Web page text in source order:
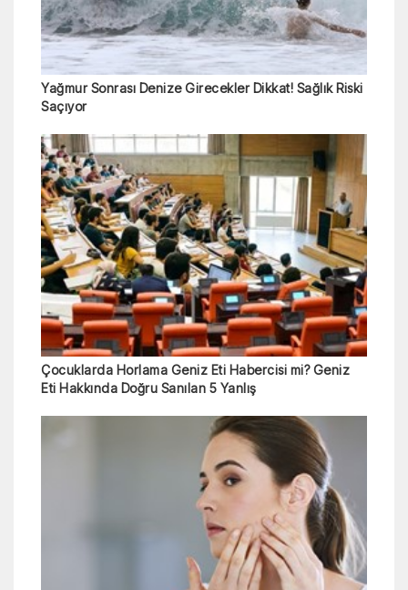
Yağmur Sonrası Denize Girecekler Dikkat! Sağlık Riski
Saçıyor
Çocuklarda Horlama Geniz Eti Habercisi mi? Geniz
Eti Hakkında Doğru Sanılan 5 Yanlış